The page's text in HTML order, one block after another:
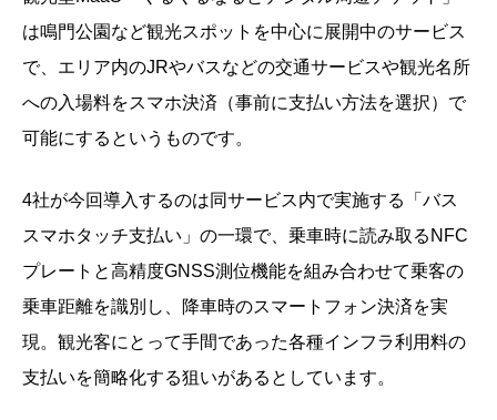
は鳴門公園など観光スポットを中心に展開中のサービス
で、エリア内のJRやバスなどの交通サービスや観光名所
への入場料をスマホ決済（事前に支払い方法を選択）で
可能にするというものです。
4社が今回導入するのは同サービス内で実施する「バス
スマホタッチ支払い」の一環で、乗車時に読み取るNFC
プレートと高精度GNSS測位機能を組み合わせて乗客の
乗車距離を識別し、降車時のスマートフォン決済を実
現。観光客にとって手間であった各種インフラ利用料の
支払いを簡略化する狙いがあるとしています。